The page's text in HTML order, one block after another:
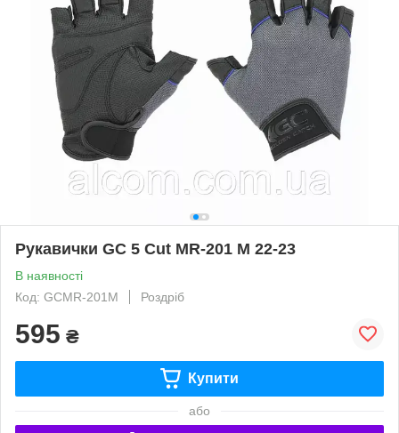
Рукавички GC 5 Cut MR-201 M 22-23
В наявності
Код: GCMR-201M
Роздріб
595 ₴
Купити
або